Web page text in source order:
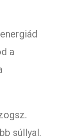
a
súllyal.